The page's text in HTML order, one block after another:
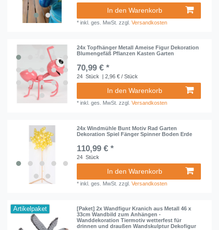
In den Warenkorb
*inkl. ges. MwSt. zzgl.Versandkosten
24x Topfhänger Metall Ameise Figur Dekoration
Blumengefäß Pflanzen Kasten Garten
70,99 € *
24 Stück | 2,96 € / Stück
In den Warenkorb
*inkl. ges. MwSt. zzgl.Versandkosten
24x Windmühle Bunt Motiv Rad Garten
Dekoration Spiel Fänger Spinner Boden Erde
110,99 € *
24 Stück
In den Warenkorb
*inkl. ges. MwSt. zzgl.Versandkosten
Artikelpaket
[Paket] 2x Wandfigur Kranich aus Metall 46 x
33cm Wandbild zum Anhängen -
Wanddekoration Tiermotiv wetterfest für
drinnen und draußen Wandskulptur Dekofigur